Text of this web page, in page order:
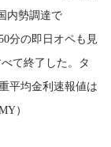
内勢調達で
分の即日オペも見
て終了した。タ
平均金利速報値は
）